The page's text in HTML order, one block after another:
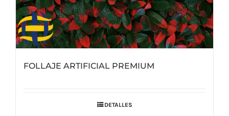
FOLLAJE ARTIFICIAL PREMIUM
DETALLES